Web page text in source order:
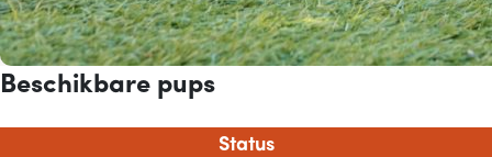
Beschikbare pups
Status